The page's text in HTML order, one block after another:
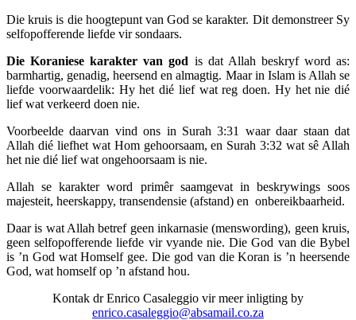
Die kruis is die hoogtepunt van God se karakter. Dit demonstreer Sy
selfopofferende liefde vir sondaars.
Die Koraniese karakter van god is dat Allah beskryf word as:
barmhartig, genadig, heersend en almagtig. Maar in Islam is Allah se
liefde voorwaardelik: Hy het dié lief wat reg doen. Hy het nie dié
lief wat verkeerd doen nie.
Voorbeelde daarvan vind ons in Surah 3:31 waar daar staan dat
Allah dié liefhet wat Hom gehoorsaam, en Surah 3:32 wat sê Allah
het nie dié lief wat ongehoorsaam is nie.
Allah se karakter word primêr saamgevat in beskrywings soos
majesteit, heerskappy, transendensie (afstand) en onbereikbaarheid.
Daar is wat Allah betref geen inkarnasie (menswording), geen kruis,
geen selfopofferende liefde vir vyande nie. Die God van die Bybel
is ’n God wat Homself gee. Die god van die Koran is ’n heersende
God, wat homself op ’n afstand hou.
Kontak dr Enrico Casaleggio vir meer inligting by
enrico.casaleggio@absamail.co.za